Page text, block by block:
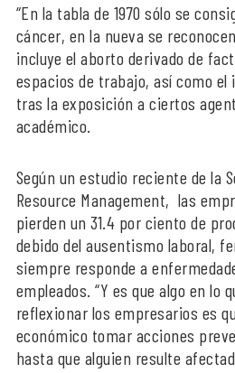
“En la tabla de 1970 sólo se
cáncer, en la nueva se
incluye el aborto derivado de
espacios de trabajo, así como
tras la exposición a ciertos
académico.
Según un estudio reciente de la
Resource Management, las
pierden un 31.4 por ciento de
debido del ausentismo laboral,
siempre responde a
empleados. “Y es que algo en lo
reflexionar los empresarios es
económico tomar acciones
hasta que alguien resulte